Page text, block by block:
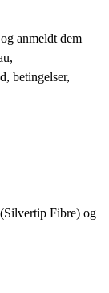
anmeldt dem
betingelser,
Fibre) og